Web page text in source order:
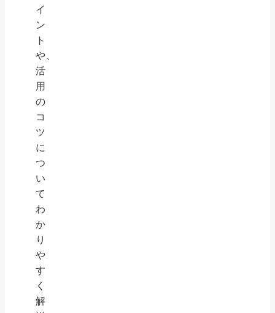
イ
ン
ト
や、
活
用
の
コ
ツ
に
つ
い
て
わ
か
り
や
す
く
解